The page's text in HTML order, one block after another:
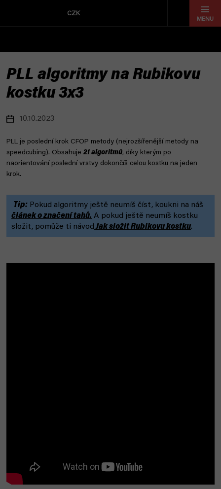
CZK
PLL algoritmy na Rubikovu
kostku 3x3
10.10.2023
PLL je poslední krok CFOP metody (nejrozšířenější metody na
speedcubing). Obsahuje 21 algoritmů, díky kterým po
naorientování poslední vrstvy dokončíš celou kostku na jeden
krok.
Tip: Pokud algoritmy ještě neumíš číst, koukni na náš
článek o značení tahů. A pokud ještě neumíš kostku
složit, pomůže ti návod Jak složit Rubikovu kostku.